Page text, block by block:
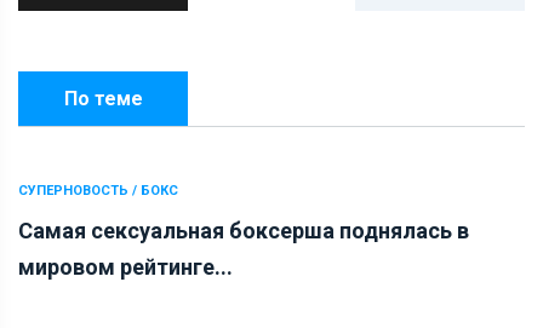
По теме
СУПЕРНОВОСТЬ / БОКС
Самая сексуальная боксерша поднялась в
мировом рейтинге...